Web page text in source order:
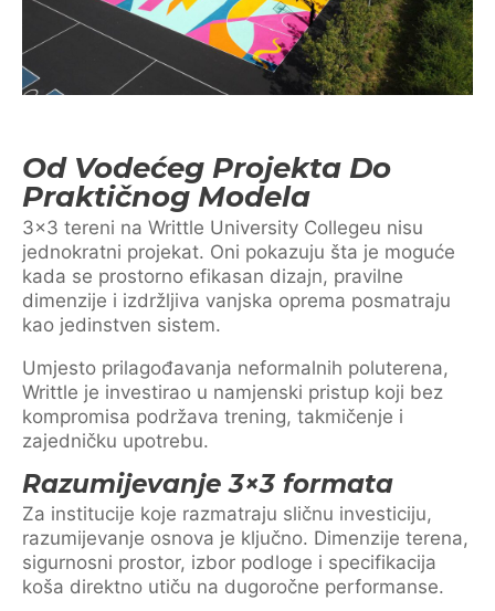
Od Vodećeg Projekta Do
Praktičnog Modela
3×3 tereni na Writtle University Collegeu nisu
jednokratni projekat. Oni pokazuju šta je moguće
kada se prostorno efikasan dizajn, pravilne
dimenzije i izdržljiva vanjska oprema posmatraju
kao jedinstven sistem.
Umjesto prilagođavanja neformalnih poluterena,
Writtle je investirao u namjenski pristup koji bez
kompromisa podržava trening, takmičenje i
zajedničku upotrebu.
Razumijevanje 3×3 formata
Za institucije koje razmatraju sličnu investiciju,
razumijevanje osnova je ključno. Dimenzije terena,
sigurnosni prostor, izbor podloge i specifikacija
koša direktno utiču na dugoročne performanse.